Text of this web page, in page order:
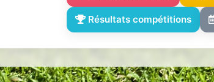
Résultats compétitions